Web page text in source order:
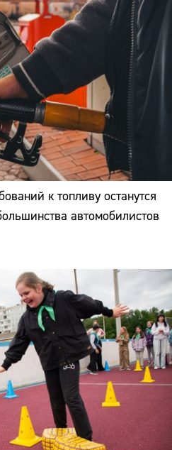
к топливу останутся
автомобилистов